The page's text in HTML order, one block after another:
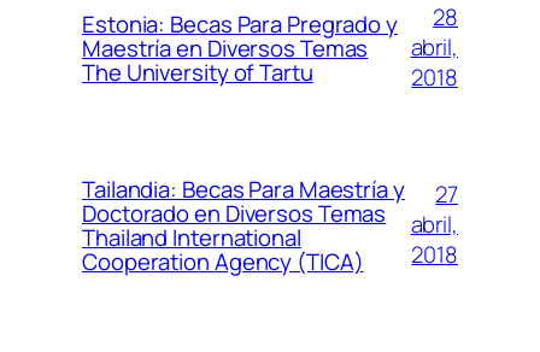
Estonia: Becas Para Pregrado y
Maestría en Diversos Temas
The University of Tartu
28
abril,
2018
Tailandia: Becas Para Maestría y
Doctorado en Diversos Temas
Thailand International
Cooperation Agency (TICA)
27
abril,
2018